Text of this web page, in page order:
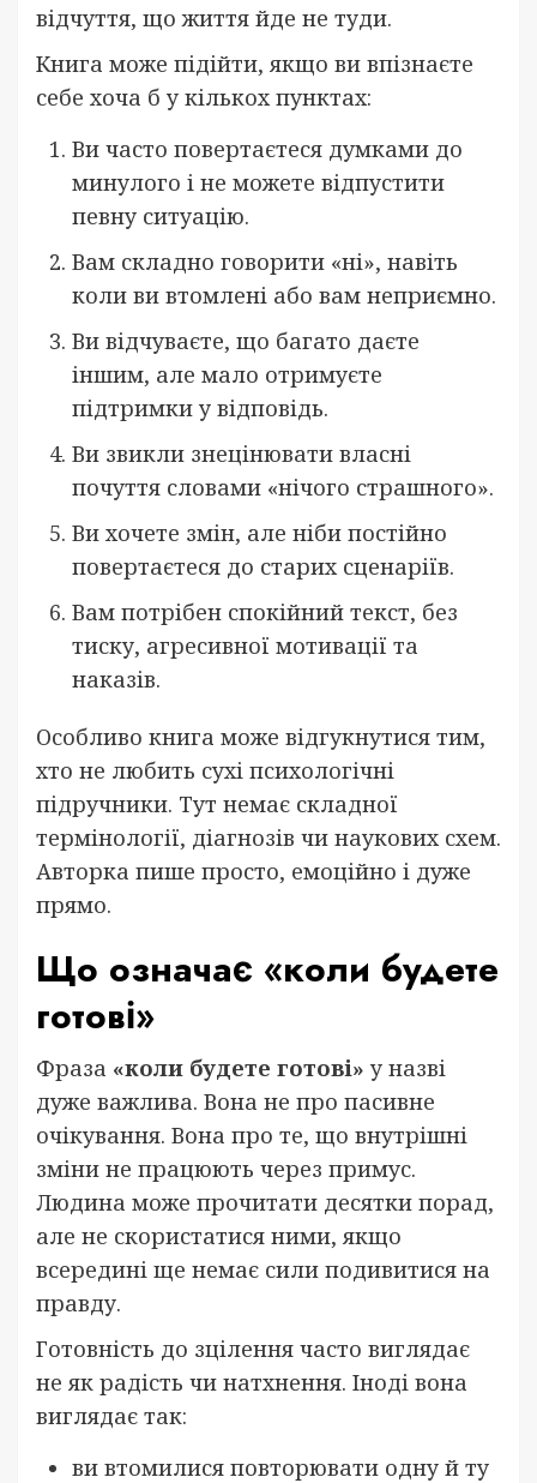
відчуття, що життя йде не туди.
Книга може підійти, якщо ви впізнаєте
себе хоча б у кількох пунктах:
Ви часто повертаєтеся думками до
минулого і не можете відпустити
певну ситуацію.
Вам складно говорити «ні», навіть
коли ви втомлені або вам неприємно.
Ви відчуваєте, що багато даєте
іншим, але мало отримуєте
підтримки у відповідь.
Ви звикли знецінювати власні
почуття словами «нічого страшного».
Ви хочете змін, але ніби постійно
повертаєтеся до старих сценаріїв.
Вам потрібен спокійний текст, без
тиску, агресивної мотивації та
наказів.
Особливо книга може відгукнутися тим,
хто не любить сухі психологічні
підручники. Тут немає складної
термінології, діагнозів чи наукових схем.
Авторка пише просто, емоційно і дуже
прямо.
Що означає «коли будете
готові»
Фраза «коли будете готові» у назві
дуже важлива. Вона не про пасивне
очікування. Вона про те, що внутрішні
зміни не працюють через примус.
Людина може прочитати десятки порад,
але не скористатися ними, якщо
всередині ще немає сили подивитися на
правду.
Готовність до зцілення часто виглядає
не як радість чи натхнення. Іноді вона
виглядає так:
ви втомилися повторювати одну й ту